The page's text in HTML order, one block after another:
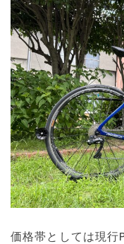
価格帯としては現行